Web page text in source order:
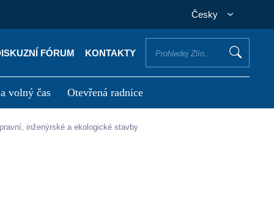
Česky
FÓRUM KONTAKTY
volný čas Otevřená radnice
vyřídit
inženýrské a ekologické stavby